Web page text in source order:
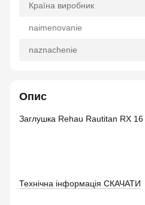
Країна виробник
naimenovanie
naznachenie
Опис
Заглушка Rehau Rautitan RX 16
Технічна інформація СКАЧАТИ